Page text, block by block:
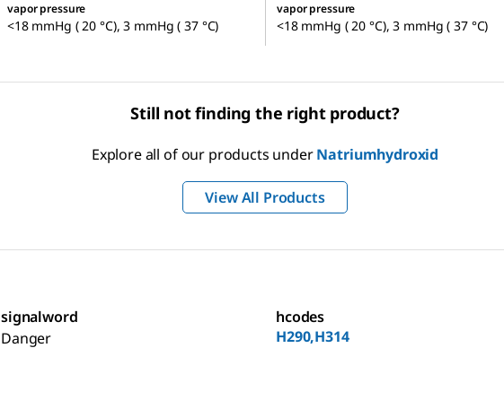
vapor pressure
<18 mmHg ( 20 °C), 3 mmHg ( 37 °C)
vapor pressure
<18 mmHg ( 20 °C), 3 mmHg ( 37 °C)
Still not finding the right product?
Explore all of our products underNatriumhydroxid
View All Products
signalword
Danger
hcodes
H290,H314